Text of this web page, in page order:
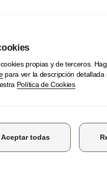
aplicadas al negocio:
de texto y fecha
desde Excel: conexión